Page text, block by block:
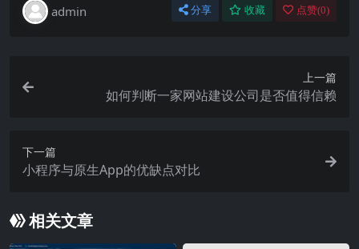
admin 分享 收藏 点赞(0)
上一篇
如何判断一家网站建设公司是否值得信赖
下一篇
小程序与原生App的优缺点对比
相关文章